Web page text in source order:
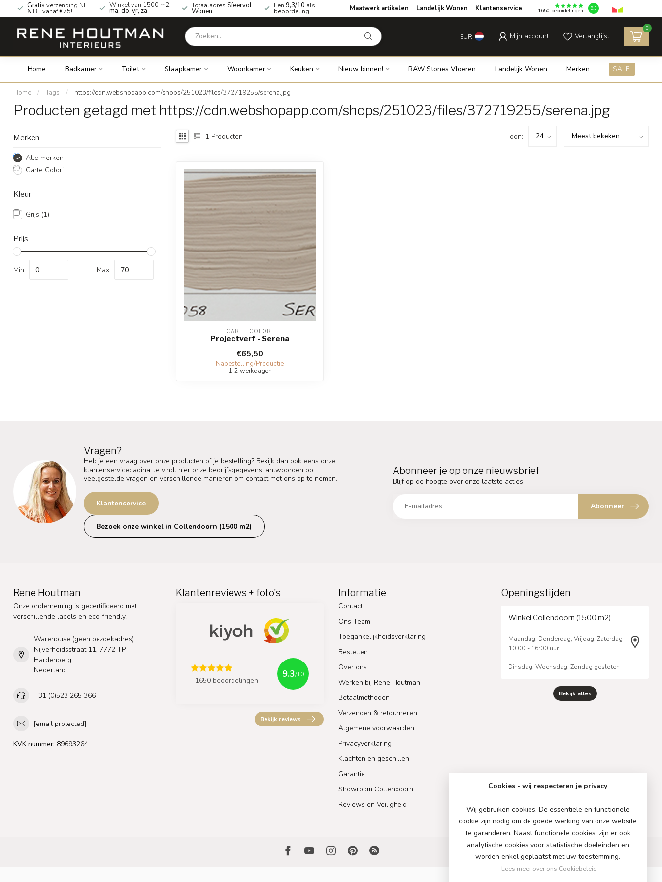
Gratis verzending NL
& BE vanaf €75!
Winkel van 1500 m2,
ma, do, vr, za
geopend!
Totaaladres Sfeervol
Wonen
Een 9,3/10 als
beoordeling Maatwerk artikelen Landelijk Wonen Klantenservice +1650 beoordelingen 9.3
EUR Mijn account Verlanglijst
0
Home Badkamer Toilet Slaapkamer Woonkamer Keuken Nieuw binnen! RAW Stones Vloeren Landelijk Wonen Merken SALE!
Home / Tags / https://cdn.webshopapp.com/shops/251023/files/372719255/serena.jpg
Producten getagd met https://cdn.webshopapp.com/shops/251023/files/372719255/serena.jpg
Merken
Alle merken
Carte Colori
Kleur
Grijs (1)
Prijs
Min Max
1 Producten Toon:
CARTE COLORI
Projectverf - Serena
€65,50
Nabestelling/Productie
1-2 werkdagen
Vragen?
Heb je een vraag over onze producten of je bestelling? Bekijk dan ook eens onze
klantenservicepagina. Je vindt hier onze bedrijfsgegevens, antwoorden op
veelgestelde vragen en verschillende manieren om contact met ons op te nemen.
Klantenservice
Bezoek onze winkel in Collendoorn (1500 m2)
Abonneer je op onze nieuwsbrief
Blijf op de hoogte over onze laatste acties
Abonneer
Rene Houtman
Onze onderneming is gecertificeerd met
verschillende labels en eco-friendly.
Warehouse (geen bezoekadres)
Nijverheidsstraat 11, 7772 TP
Hardenberg
Nederland
+31 (0)523 265 366
[email protected]
KVK nummer: 89693264
Klantenreviews + foto's
+1650 beoordelingen
9.3/10
Bekijk reviews
Informatie
Contact
Ons Team
Toegankelijkheidsverklaring
Bestellen
Over ons
Werken bij Rene Houtman
Betaalmethoden
Verzenden & retourneren
Algemene voorwaarden
Privacyverklaring
Klachten en geschillen
Garantie
Showroom Collendoorn
Reviews en Veiligheid
Openingstijden
Winkel Collendoorn (1500 m2)
Maandag, Donderdag, Vrijdag, Zaterdag
10.00 - 16:00 uur
Dinsdag, Woensdag, Zondag gesloten
Bekijk alles
Cookies - wij respecteren je privacy
Wij gebruiken cookies. De essentiële en functionele
cookie zijn nodig om de goede werking van onze website
te garanderen. Naast functionele cookies, zijn er ook
analytische cookies voor statistische doeleinden en
worden enkel geplaatst met uw toestemming.
Lees meer over ons Cookiebeleid